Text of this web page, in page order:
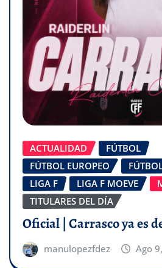
ACTUALIDAD
FÚTBOL
FÚTBOL EUROPEO
LIGA F
LIGA F MOEVE
TITULARES DEL DÍA
Oficial | Carrasco ya es
manulopezfdez Ago